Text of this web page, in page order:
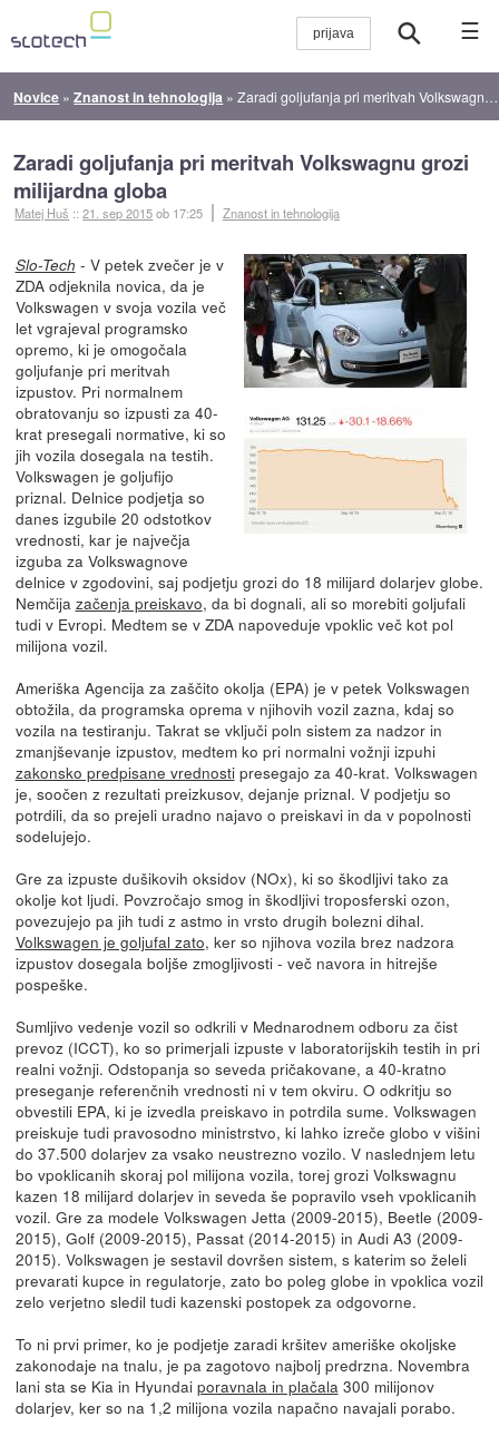
☰
Novice »Znanost in tehnologija »Zaradi goljufanja pri meritvah Volkswagnu grozi milijardna globa
Zaradi goljufanja pri meritvah Volkswagnu grozi
milijardna globa
Matej Huš ::21. sep 2015ob 17:25 Znanost in tehnologija
Slo-Tech - V petek zvečer je v
ZDA odjeknila novica, da je
Volkswagen v svoja vozila več
let vgrajeval programsko
opremo, ki je omogočala
goljufanje pri meritvah
izpustov. Pri normalnem
obratovanju so izpusti za 40-
krat presegali normative, ki so
jih vozila dosegala na testih.
Volkswagen je goljufijo
priznal. Delnice podjetja so
danes izgubile 20 odstotkov
vrednosti, kar je največja
izguba za Volkswagnove
delnice v zgodovini, saj podjetju grozi do 18 milijard dolarjev globe.
Nemčija začenja preiskavo, da bi dognali, ali so morebiti goljufali
tudi v Evropi. Medtem se v ZDA napoveduje vpoklic več kot pol
milijona vozil.
Ameriška Agencija za zaščito okolja (EPA) je v petek Volkswagen
obtožila, da programska oprema v njihovih vozil zazna, kdaj so
vozila na testiranju. Takrat se vključi poln sistem za nadzor in
zmanjševanje izpustov, medtem ko pri normalni vožnji izpuhi
zakonsko predpisane vrednostipresegajo za 40-krat. Volkswagen
je, soočen z rezultati preizkusov, dejanje priznal. V podjetju so
potrdili, da so prejeli uradno najavo o preiskavi in da v popolnosti
sodelujejo.
Gre za izpuste dušikovih oksidov (NOx), ki so škodljivi tako za
okolje kot ljudi. Povzročajo smog in škodljivi troposferski ozon,
povezujejo pa jih tudi z astmo in vrsto drugih bolezni dihal.
Volkswagen je goljufal zato, ker so njihova vozila brez nadzora
izpustov dosegala boljše zmogljivosti - več navora in hitrejše
pospeške.
Sumljivo vedenje vozil so odkrili v Mednarodnem odboru za čist
prevoz (ICCT), ko so primerjali izpuste v laboratorijskih testih in pri
realni vožnji. Odstopanja so seveda pričakovane, a 40-kratno
preseganje referenčnih vrednosti ni v tem okviru. O odkritju so
obvestili EPA, ki je izvedla preiskavo in potrdila sume. Volkswagen
preiskuje tudi pravosodno ministrstvo, ki lahko izreče globo v višini
do 37.500 dolarjev za vsako neustrezno vozilo. V naslednjem letu
bo vpoklicanih skoraj pol milijona vozila, torej grozi Volkswagnu
kazen 18 milijard dolarjev in seveda še popravilo vseh vpoklicanih
vozil. Gre za modele Volkswagen Jetta (2009-2015), Beetle (2009-
2015), Golf (2009-2015), Passat (2014-2015) in Audi A3 (2009-
2015). Volkswagen je sestavil dovršen sistem, s katerim so želeli
prevarati kupce in regulatorje, zato bo poleg globe in vpoklica vozil
zelo verjetno sledil tudi kazenski postopek za odgovorne.
To ni prvi primer, ko je podjetje zaradi kršitev ameriške okoljske
zakonodaje na tnalu, je pa zagotovo najbolj predrzna. Novembra
lani sta se Kia in Hyundai poravnala in plačala 300 milijonov
dolarjev, ker so na 1,2 milijona vozila napačno navajali porabo.